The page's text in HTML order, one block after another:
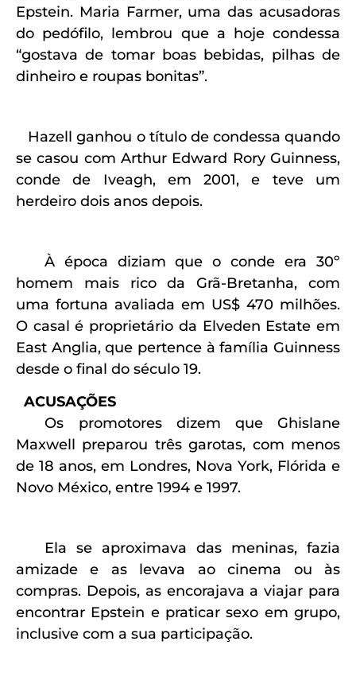
Epstein. Maria Farmer, uma das acusadoras
do pedófilo, lembrou que a hoje condessa
“gostava de tomar boas bebidas, pilhas de
dinheiro e roupas bonitas”.
Hazell ganhou o título de condessa quando
se casou com Arthur Edward Rory Guinness,
conde de Iveagh, em 2001, e teve um
herdeiro dois anos depois.
À época diziam que o conde era 30º
homem mais rico da Grã-Bretanha, com
uma fortuna avaliada em US$ 470 milhões.
O casal é proprietário da Elveden Estate em
East Anglia, que pertence à família Guinness
desde o final do século 19.
ACUSAÇÕES
Os promotores dizem que Ghislane
Maxwell preparou três garotas, com menos
de 18 anos, em Londres, Nova York, Flórida e
Novo México, entre 1994 e 1997.
Ela se aproximava das meninas, fazia
amizade e as levava ao cinema ou às
compras. Depois, as encorajava a viajar para
encontrar Epstein e praticar sexo em grupo,
inclusive com a sua participação.